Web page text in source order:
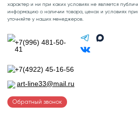
характер и ни при каких условиях не является
информацию о наличии товара, ценах и условиях
уточняйте у наших менеджеров.
+7(996) 481-50-
41
+7(4922) 45-16-56
art-line33@mail.ru
Обратный звонок